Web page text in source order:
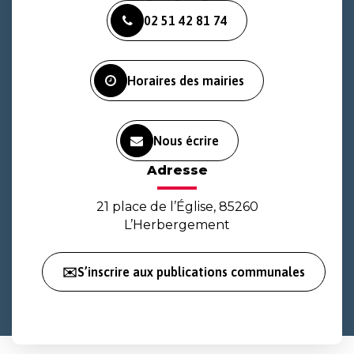
le
compte
le
compte
la
chaîne
02 51 42 81 74
Horaires des mairies
Nous écrire
Adresse
21 place de l’Église, 85260
L’Herbergement
✉️S’inscrire aux publications communales